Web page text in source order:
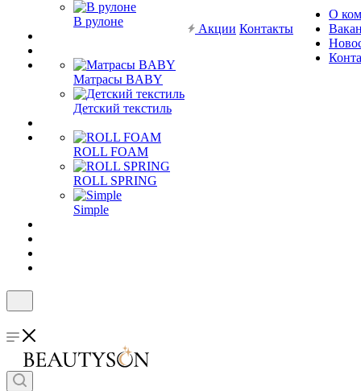
В рулоне
Матрасы BABY
Детский текстиль
ROLL FOAM
ROLL SPRING
Simple
Акции Контакты
О